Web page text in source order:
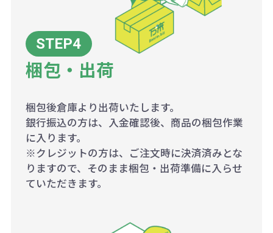
梱包・出荷
梱包後倉庫より出荷いたします。
銀行振込の方は、入金確認後、商品の梱包作業
に入ります。
※クレジットの方は、ご注文時に決済済みとな
りますので、そのまま梱包・出荷準備に入らせ
ていただきます。